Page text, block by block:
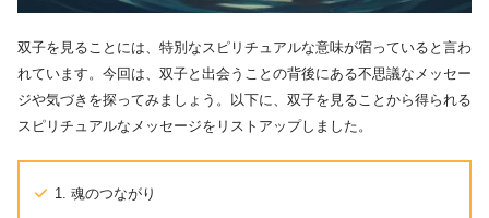
双子を見ることには、特別なスピリチュアルな意味が宿っていると言わ
れています。今回は、双子と出会うことの背後にある不思議なメッセー
ジや気づきを探ってみましょう。以下に、双子を見ることから得られる
スピリチュアルなメッセージをリストアップしました。
1. 魂のつながり